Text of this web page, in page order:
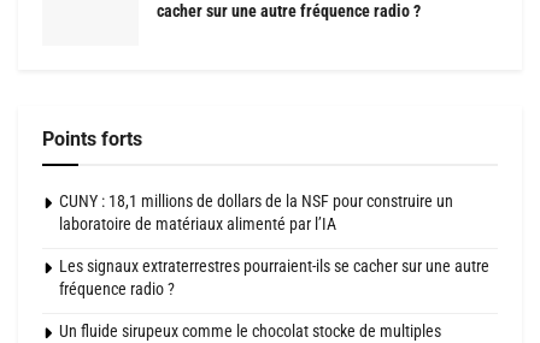
cacher sur une autre fréquence radio ?
Points forts
CUNY : 18,1 millions de dollars de la NSF pour construire un
laboratoire de matériaux alimenté par l’IA
Les signaux extraterrestres pourraient-ils se cacher sur une autre
fréquence radio ?
Un fluide sirupeux comme le chocolat stocke de multiples